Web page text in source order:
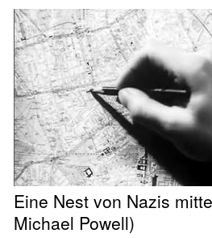
Eine Nest von Nazis
Michael Powell)